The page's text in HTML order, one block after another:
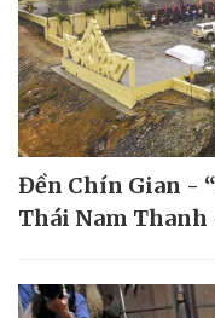
Đền Chín Gian -
Thái Nam Thanh